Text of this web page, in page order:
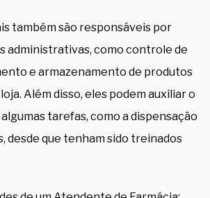
também são responsáveis por
administrativas, como controle de
e armazenamento de produtos
Além disso, eles podem auxiliar o
tarefas, como a dispensação
desde que tenham sido treinados